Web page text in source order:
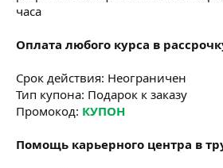
часа
Оплата любого курса в
Срок действия: Неограничен
Тип купона: Подарок к заказу
Промокод: КУПОН
Помощь карьерного центра в